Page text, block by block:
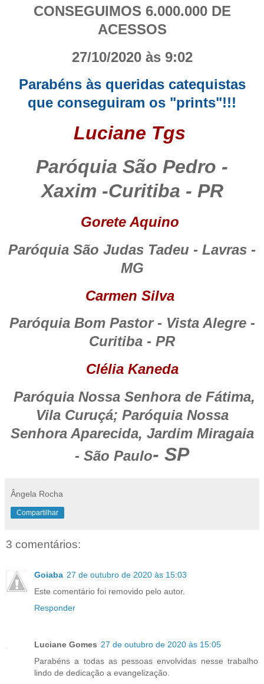
CONSEGUIMOS 6.000.000 DE
ACESSOS
27/10/2020 às 9:02
Parabéns às queridas catequistas
que conseguiram os "prints"!!!
Luciane Tgs
Paróquia São Pedro -
Xaxim -Curitiba - PR
Gorete Aquino
Paróquia São Judas Tadeu - Lavras -
MG
Carmen Silva
Paróquia Bom Pastor - Vista Alegre -
Curitiba - PR
Clélia Kaneda
Paróquia Nossa Senhora de Fátima,
Vila Curuçá; Paróquia Nossa
Senhora Aparecida, Jardim Miragaia
- São Paulo- SP
Ângela Rocha
Compartilhar
3 comentários:
Goiaba 27 de outubro de 2020 às 15:03
Este comentário foi removido pelo autor.
Responder
Luciane Gomes 27 de outubro de 2020 às 15:05
Parabéns a todas as pessoas envolvidas nesse trabalho
lindo de dedicação a evangelização.